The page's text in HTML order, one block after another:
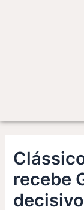
recebe
decisivo